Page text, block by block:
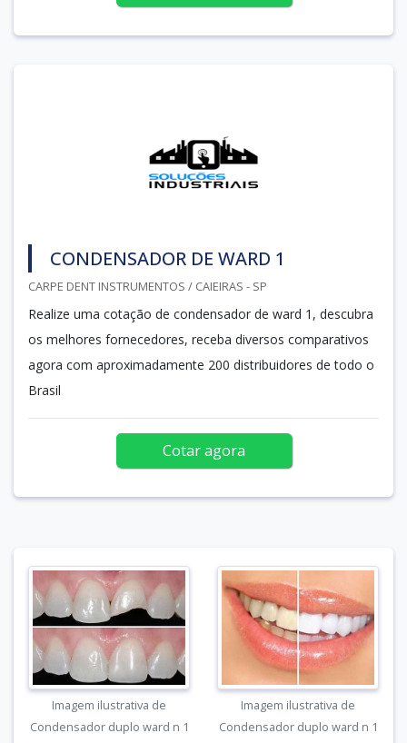
CONDENSADOR DE WARD 1
CARPE DENT INSTRUMENTOS / CAIEIRAS - SP
Realize uma cotação de condensador de ward 1, descubra
os melhores fornecedores, receba diversos comparativos
agora com aproximadamente 200 distribuidores de todo o
Brasil
Cotar agora
Imagem ilustrativa de
Condensador duplo ward n 1
Imagem ilustrativa de
Condensador duplo ward n 1